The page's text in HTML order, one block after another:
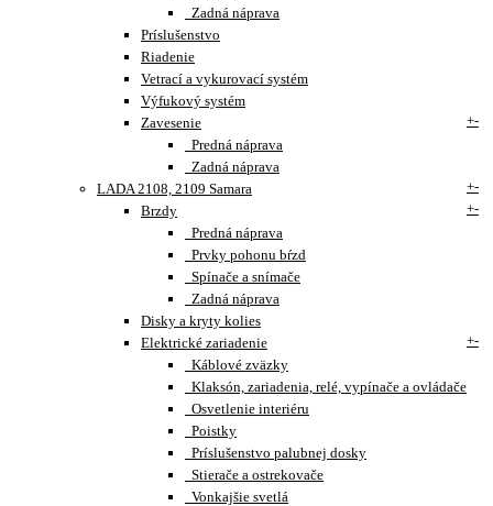
Zadná náprava
Príslušenstvo
Riadenie
Vetrací a vykurovací systém
Výfukový systém
Zavesenie
+-
Predná náprava
Zadná náprava
LADA 2108, 2109 Samara
+-
Brzdy
+-
Predná náprava
Prvky pohonu bŕzd
Spínače a snímače
Zadná náprava
Disky a kryty kolies
Elektrické zariadenie
+-
Káblové zväzky
Klaksón, zariadenia, relé, vypínače a ovládače
Osvetlenie interiéru
Poistky
Príslušenstvo palubnej dosky
Stierače a ostrekovače
Vonkajšie svetlá